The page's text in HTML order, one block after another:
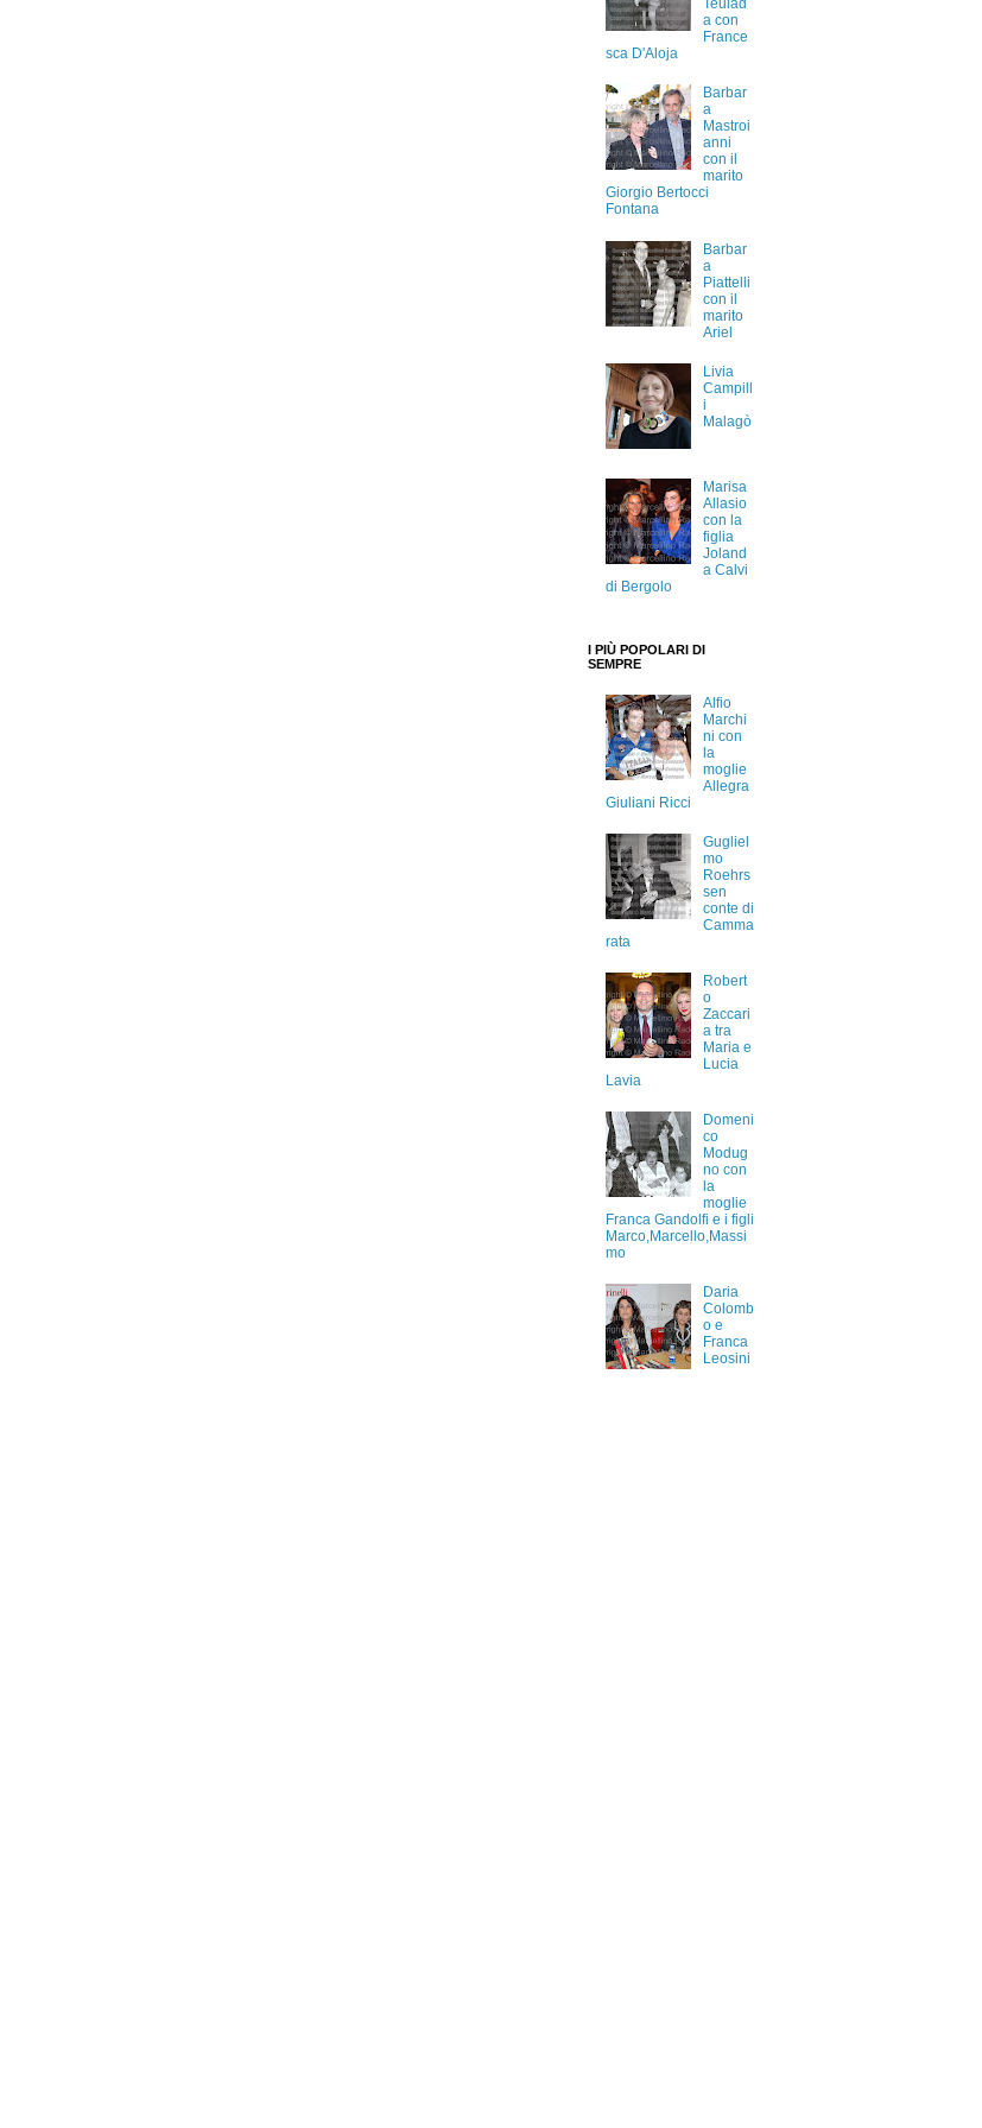
Teulad
a con
France
sca D'Aloja
Barbar
a
Mastroi
anni
con il
marito
Giorgio Bertocci
Fontana
Barbar
a
Piattelli
con il
marito
Ariel
Livia
Campill
i
Malagò
Marisa
Allasio
con la
figlia
Joland
a Calvi
di Bergolo
I PIÙ POPOLARI DI
SEMPRE
Alfio
Marchi
ni con
la
moglie
Allegra
Giuliani Ricci
Gugliel
mo
Roehrs
sen
conte di
Camma
rata
Robert
o
Zaccari
a tra
Maria e
Lucia
Lavia
Domeni
co
Modug
no con
la
moglie
Franca Gandolfi e i figli
Marco,Marcello,Massi
mo
Daria
Colomb
o e
Franca
Leosini